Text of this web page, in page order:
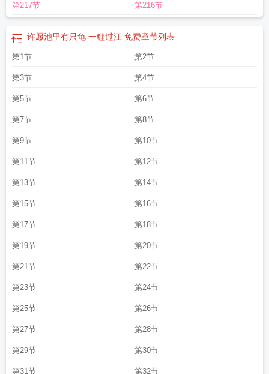
第217节 第216节
许愿池里有只龟 一鲤过江 免费章节列表
第1节 第2节
第3节 第4节
第5节 第6节
第7节 第8节
第9节 第10节
第11节 第12节
第13节 第14节
第15节 第16节
第17节 第18节
第19节 第20节
第21节 第22节
第23节 第24节
第25节 第26节
第27节 第28节
第29节 第30节
第31节 第32节